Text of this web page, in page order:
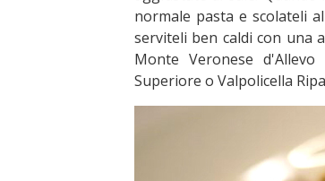
normale pasta e scolateli
serviteli ben caldi con una
Monte Veronese
Superiore o Valpolicella